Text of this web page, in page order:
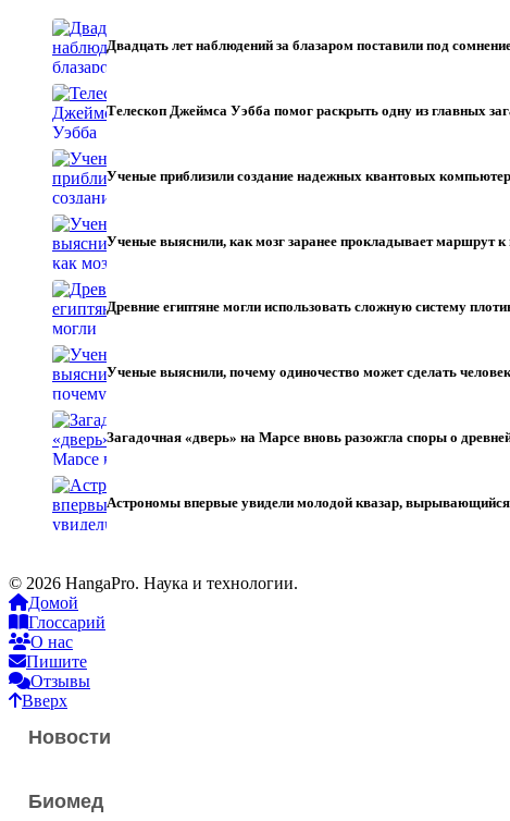
Двадцать лет наблюдений за блазаром поставили под
Телескоп Джеймса Уэбба помог раскрыть одну из главных
Ученые приблизили создание надежных квантовых
Ученые выяснили, как мозг заранее прокладывает маршрут
Древние египтяне могли использовать сложную систему
Ученые выяснили, почему одиночество может сделать
Загадочная «дверь» на Марсе вновь разожгла споры о
Астрономы впервые увидели молодой квазар,
© 2026 HangaPro. Наука и технологии.
Домой
Глоссарий
О нас
Пишите
Отзывы
Вверх
Новости
Биомед